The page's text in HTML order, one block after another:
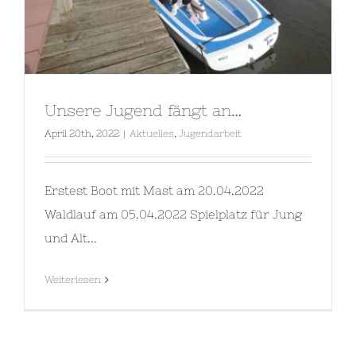
Unsere Jugend fängt an…
April 20th, 2022 | Aktuelles Jugendarbeit
Erstest Boot mit Mast am 20.04.2022
Waldlauf am 05.04.2022 Spielplatz für Jung
und Alt...
Weiterlesen